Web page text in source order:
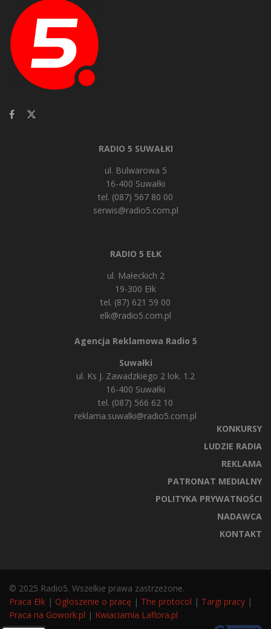
RADIO 5 SUWAŁKI
ul. Bulwarowa 5
16-400 Suwałki
tel. (087) 567 80 00
serwis@radio5.com.pl
RADIO 5 EŁK
ul. Małeckich 2
19-300 Ełk
tel. (87) 621 59 00
elk@radio5.com.pl
Agencja Reklamowa Radio 5
Suwałki
ul. Ks J. Zawadzkiego 2 lok. 1.2
16-400 Suwałki
tel. (087) 566 62 10
reklama.suwalki@radio5.com.pl
KONKURSY
LUDZIE RADIA
REKLAMA
PATRONAT MEDIALNY
POLITYKA PRYWATNOŚCI
NADAWCA
KONTAKT
© 2025 Radio5. Wszelkie prawa zastrzeżone.
Praca Ełk | Ogłoszenie o pracę | The protocol | Targi pracy |
Praca na Gowork.pl | Kwiaciarnia Laflora.pl